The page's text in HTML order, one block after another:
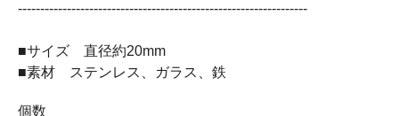
-----------------------------------------------------------------
■サイズ 直径約20mm
■素材 ステンレス、ガラス、鉄
個数